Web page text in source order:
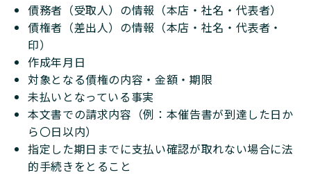
債務者（受取人）の情報（本店・社名・代表者）
債権者（差出人）の情報（本店・社名・代表者・
印）
作成年月日
対象となる債権の内容・金額・期限
未払いとなっている事実
本文書での請求内容（例：本催告書が到達した⽇か
ら〇⽇以内）
指定した期日までに支払い確認が取れない場合に法
的手続きをとること